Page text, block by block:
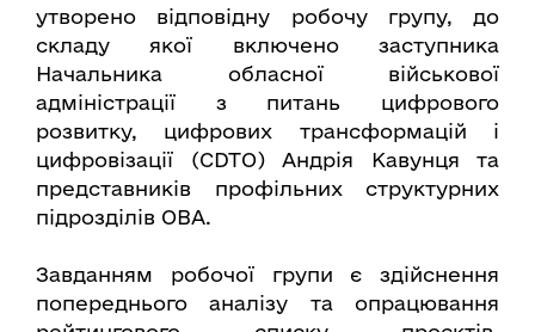
утворено відповідну робочу групу, до
складу якої включено заступника
Начальника обласної військової
адміністрації з питань цифрового
розвитку, цифрових трансформацій і
цифровізації (CDTО) Андрія Кавунця та
представників профільних структурних
підрозділів ОВА.
Завданням робочої групи є здійснення
попереднього аналізу та опрацювання